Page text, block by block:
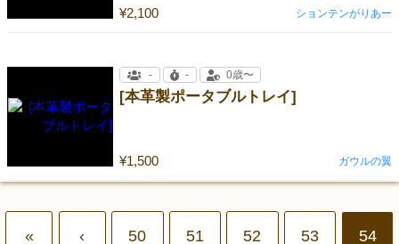
¥2,100 ションテンがりあー
[本革製ポータブルトレイ]
¥1,500
- - 0歳〜
ガウルの翼
« ‹ 50 51 52 53 54